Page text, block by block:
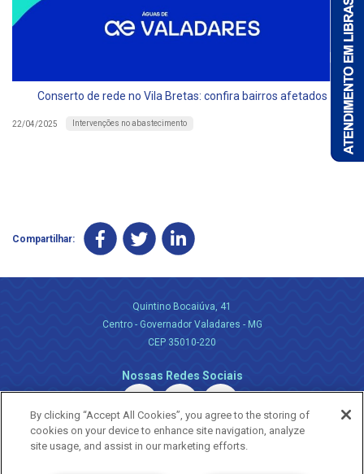
Conserto de rede no Vila Bretas: confira bairros afetados
22/04/2025 Intervenções no abastecimento
Compartilhar:
Quintino Bocaiúva, 41
Centro - Governador Valadares - MG
CEP 35010-220
Nossas Redes Sociais
By clicking “Accept All Cookies”, you agree to the storing of
cookies on your device to enhance site navigation, analyze
site usage, and assist in our marketing efforts.